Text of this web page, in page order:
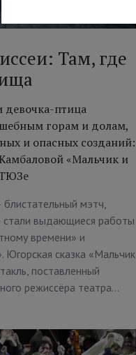
Там, где
девочка-птица
горам и долам,
и опасных созданий:
«Мальчик и
мэтч,
стали выдающиеся работы
времени» и
сказка «Мальчик
поставленный
режиссёра театра…